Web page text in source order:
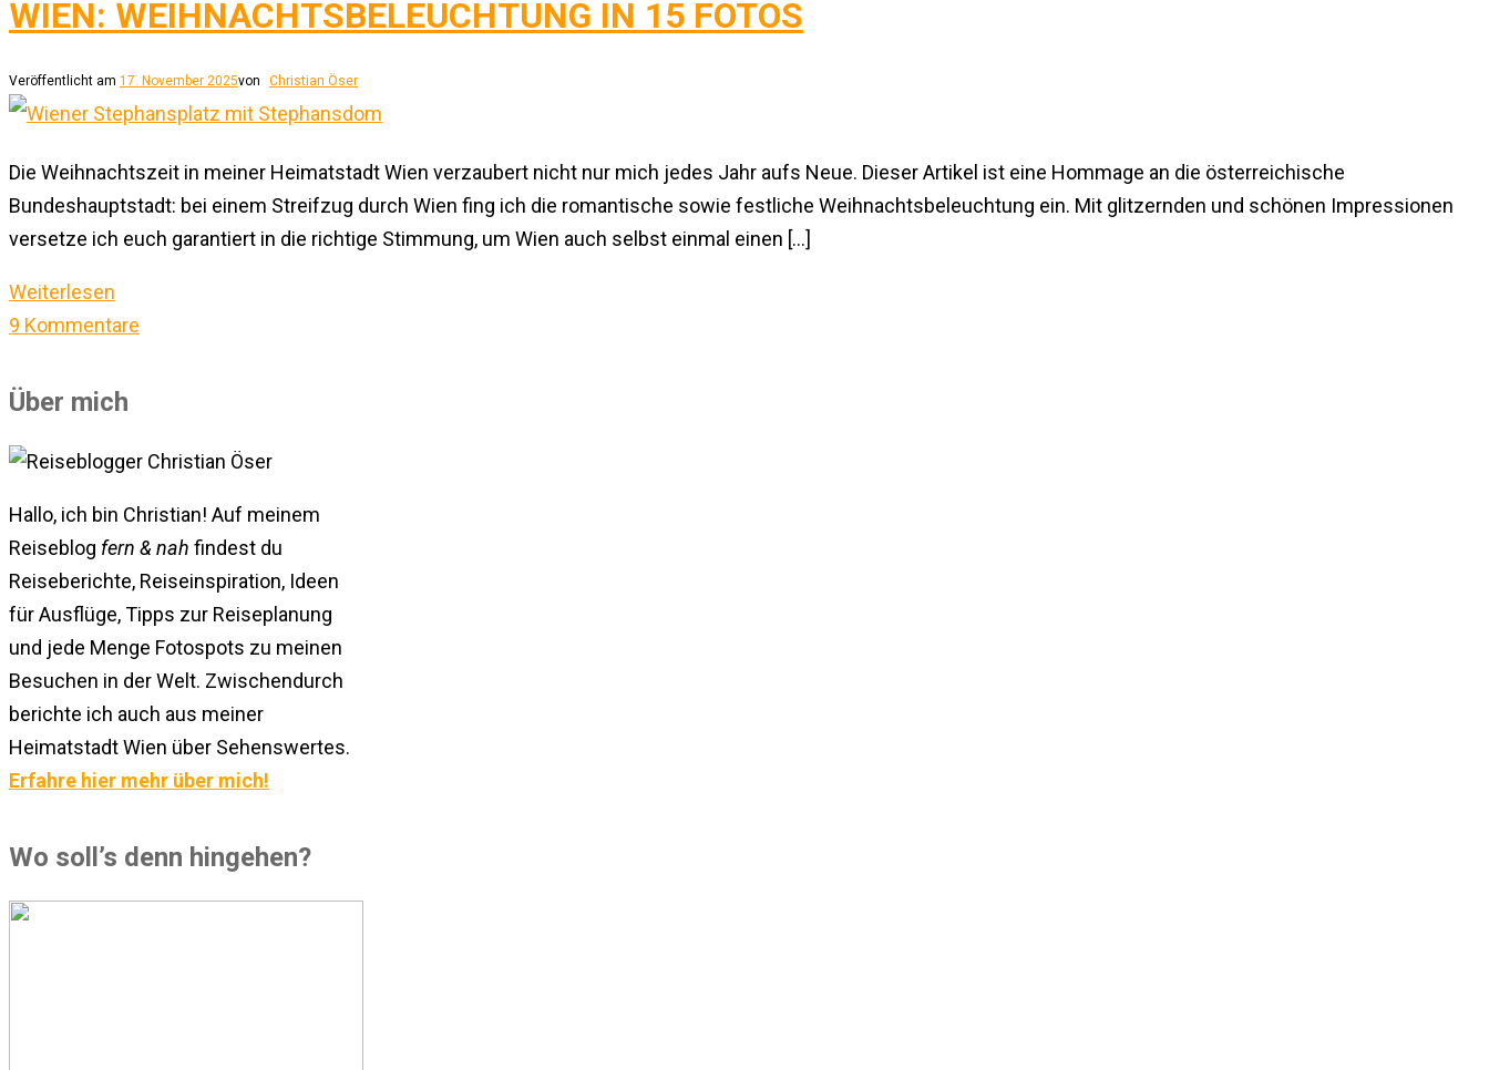
WIEN: WEIHNACHTSBELEUCHTUNG IN 15 FOTOS
Veröffentlicht am 17. November 2025von Christian Öser
Die Weihnachtszeit in meiner Heimatstadt Wien verzaubert nicht nur mich jedes Jahr aufs Neue. Dieser Artikel ist eine Hommage an die österreichische
Bundeshauptstadt: bei einem Streifzug durch Wien fing ich die romantische sowie festliche Weihnachtsbeleuchtung ein. Mit glitzernden und schönen Impressionen
versetze ich euch garantiert in die richtige Stimmung, um Wien auch selbst einmal einen […]
Weiterlesen
9 Kommentare
Über mich
Hallo, ich bin Christian! Auf meinem
Reiseblog fern & nah findest du
Reiseberichte, Reiseinspiration, Ideen
für Ausflüge, Tipps zur Reiseplanung
und jede Menge Fotospots zu meinen
Besuchen in der Welt. Zwischendurch
berichte ich auch aus meiner
Heimatstadt Wien über Sehenswertes.
Erfahre hier mehr über mich!
Wo soll’s denn hingehen?